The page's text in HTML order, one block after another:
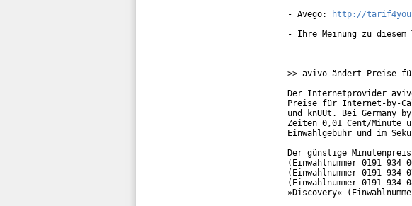
- Avego:
http://
- Ihre Meinung zu diesem
>> avivo ändert Preise
Der Internetprovider
Preise für Internet-by-
und knUUt. Bei
Zeiten 0,01 Cent/Minute
Einwahlgebühr und im
Der günstige
(Einwahlnummer 0191
(Einwahlnummer 0191
(Einwahlnummer 0191
»Discovery«